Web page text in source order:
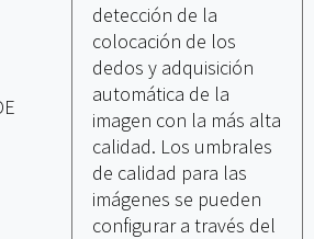
detección de la
colocación de los
dedos y adquisición
automática de la
imagen con la más alta
calidad. Los umbrales
de calidad para las
imágenes se pueden
configurar a través del